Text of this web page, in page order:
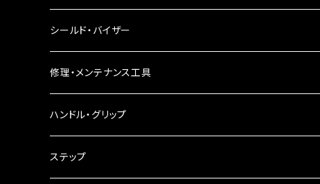
電球型ウインカー
バードゲージウインカー
ウインカークランプ
ヘッドライト
フォグランプ
配線・リレー
シールド・バイザー
修理・メンテナンス工具
インテークマニホールド
電装・配線・キボシ等
ハンドル・グリップ
グリップ
ステップ